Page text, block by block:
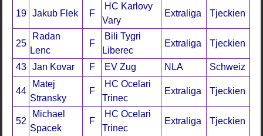
19 Jakub Flek F
HC Karlovy
Vary
Extraliga Tjeckien
25
Radan
Lenc
F
Bili Tygri
Liberec
Extraliga Tjeckien
43 Jan Kovar F EV Zug NLA Schweiz
44
Matej
Stransky
F
HC Ocelari
Trinec
Extraliga Tjeckien
52
Michael
Spacek
F
HC Ocelari
Trinec
Extraliga Tjeckien